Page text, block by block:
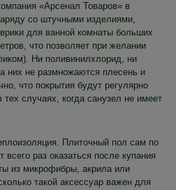
«Арсенал Товаров» в
со штучными изделиями,
для ванной комнаты больших
что позволяет при желании
Ни поливинилхлорид, ни
них не размножаются плесень и
что покрытия будут регулярно
случаях, когда санузел не имеет
Плиточный пол сам по
раз оказаться после купания
из микрофибры, акрила или
такой аксессуар важен для